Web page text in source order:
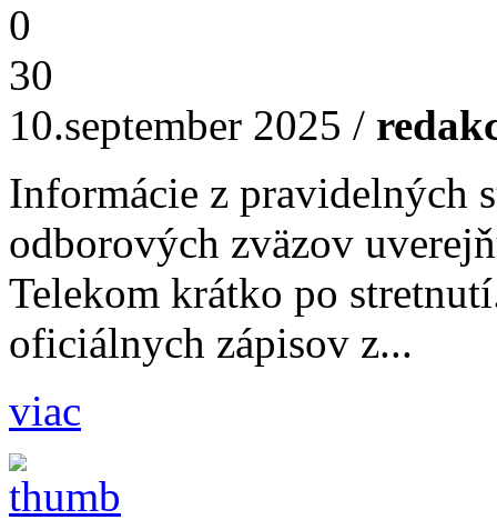
0
30
10.september 2025 /
Informácie z pravidelných
odborových zväzov
Telekom krátko po
oficiálnych zápisov z...
viac